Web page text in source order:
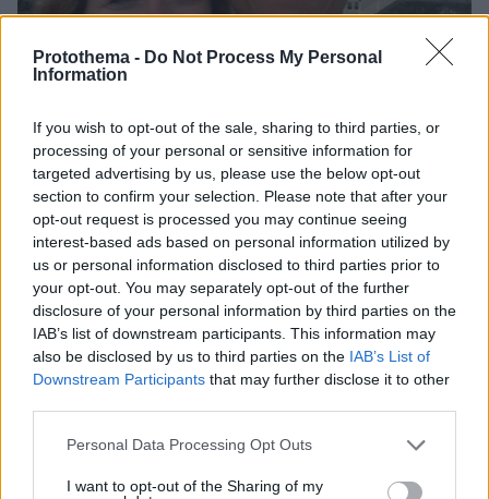
Protothema - Do Not Process My Personal
Information
If you wish to opt-out of the sale, sharing to third parties, or
processing of your personal or sensitive information for
targeted advertising by us, please use the below opt-out
section to confirm your selection. Please note that after your
opt-out request is processed you may continue seeing
interest-based ads based on personal information utilized by
us or personal information disclosed to third parties prior to
your opt-out. You may separately opt-out of the further
disclosure of your personal information by third parties on the
IAB’s list of downstream participants. This information may
also be disclosed by us to third parties on the IAB’s List of
Downstream Participants that may further disclose it to other
Please note that this website/app uses one or more Google
not limited to your visit or usage behaviour. You may click to
Personal Data Processing Opt Outs
I want to opt-out of the Sharing of my
Η αποκαλυπτική κατάθεση της συζύγου του
Αφγανού: Πώς γνωρίσαμε τη Λίσα, γιατί
υποψιάστηκα ότι ήταν το πτώμα στη βαλίτσα
06.08.2026, 12:32
Νεαρή γυναίκα με ακατέργαστη
ομορφιά από την Αιθιοπία έγινε viral,
δείτε την εντυπωσιακή μεταμόρφωσή
της από μακιγιέρ